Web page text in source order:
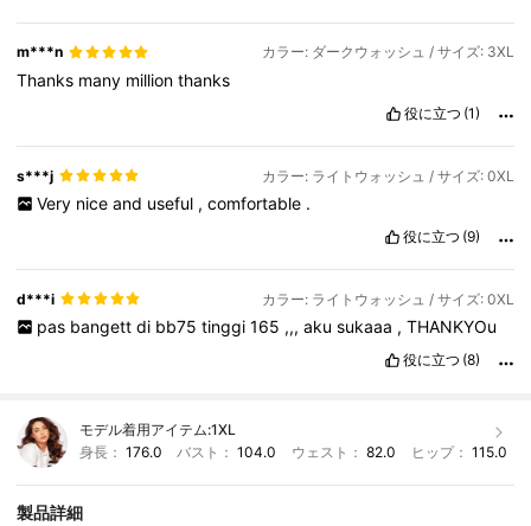
m***n カラー: ダークウォッシュ / サイズ: 3XL
Thanks many millionthanks
役に立つ (1)
s***j カラー: ライトウォッシュ / サイズ: 0XL
Very nice and useful , comfortable .
役に立つ (9)
d***i カラー: ライトウォッシュ / サイズ: 0XL
pas bangett di bb75 tinggi 165 ,,, aku sukaaa , THANKYOu
役に立つ (8)
モデル着用アイテム:1XL
身長： 176.0 バスト：104.0 ウェスト： 82.0 ヒップ： 115.0
製品詳細